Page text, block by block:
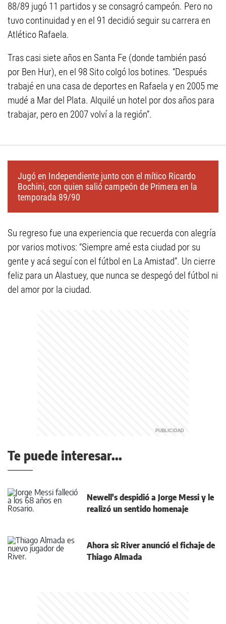
88/89 jugó 11 partidos y se consagró campeón. Pero no
tuvo continuidad y en el 91 decidió seguir su carrera en
Atlético Rafaela.
Tras casi siete años en Santa Fe (donde también pasó
por Ben Hur), en el 98 Sito colgó los botines. “Después
trabajé en una casa de deportes en Rafaela y en 2005 me
mudé a Mar del Plata. Alquilé un hotel por dos años para
trabajar, pero en 2007 volví a la región”.
Jugó en Independiente junto con el mítico Ricardo
Bochini, con quien salió campeón de Primera en la
temporada 89/90
Su regreso fue una experiencia que recuerda con alegría
por varios motivos: “Siempre amé esta ciudad por su
gente y acá seguí con el fútbol en La Amistad”. Un cierre
feliz para un Alastuey, que nunca se despegó del fútbol ni
del amor por la ciudad.
Te puede interesar...
Newell's despidió a Jorge Messi y le
realizó un sentido homenaje
Ahora si: River anunció el fichaje de
Thiago Almada